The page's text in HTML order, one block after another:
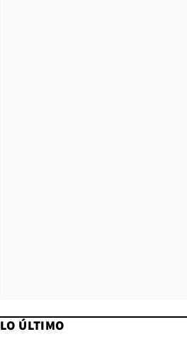
LO ÚLTIMO